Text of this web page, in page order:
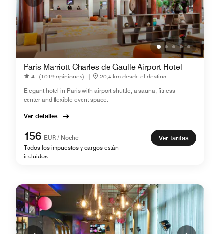
Paris Marriott Charles de Gaulle Airport Hotel
4 (1019 opiniones) |
20,4 km desde el destino
Elegant hotel in Paris with airport shuttle, a sauna, fitness
center and flexible event space.
Ver detalles
156 EUR / Noche
Todos los impuestos y cargos están
incluidos
Ver tarifas